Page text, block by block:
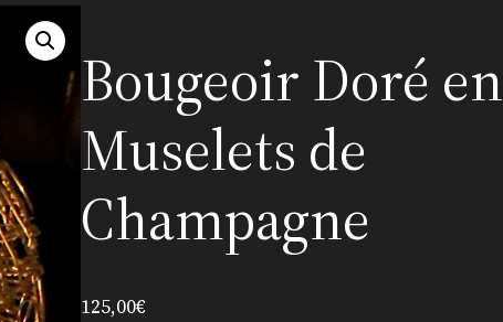
Bougeoir Doré en
Muselets de
Champagne
125,00€